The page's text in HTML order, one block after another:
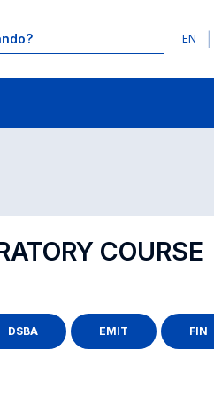
Lingue
EN
COURSE
DSBA EMIT FIN